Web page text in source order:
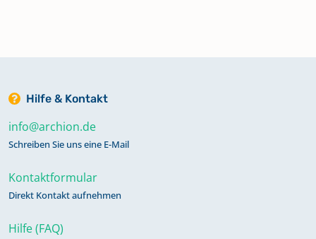
Hilfe & Kontakt
info@archion.de
Schreiben Sie uns eine E-Mail
Kontaktformular
Direkt Kontakt aufnehmen
Hilfe (FAQ)